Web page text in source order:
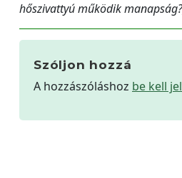
hőszivattyú működik
Szóljon hozzá
A hozzászóláshoz be kell